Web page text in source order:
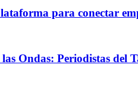
para conectar
Ondas: Periodistas del